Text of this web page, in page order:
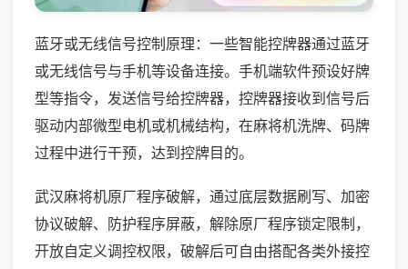
蓝牙或无线信号控制原理：一些智能控牌器通过蓝牙
或无线信号与手机等设备连接。手机端软件预设好牌
型等指令，发送信号给控牌器，控牌器接收到信号后
驱动内部微型电机或机械结构，在麻将机洗牌、码牌
过程中进行干预，达到控牌目的。
武汉麻将机原厂程序破解，通过底层数据刷写、加密
协议破解、防护程序屏蔽，解除原厂程序锁定限制，
开放自定义调控权限，破解后可自由搭配各类外接控